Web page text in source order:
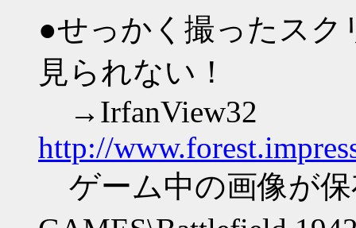
●せっかく撮ったスク
見られない！
→IrfanView32
http://
ゲーム中の画像が保